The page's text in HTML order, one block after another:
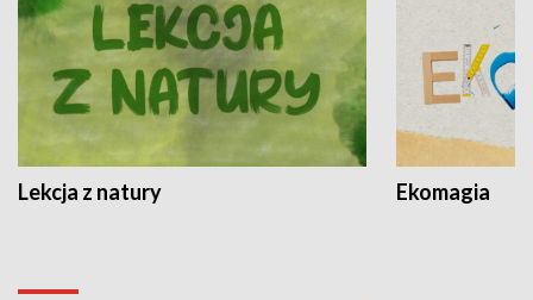
Lekcja z natury Ekomagia